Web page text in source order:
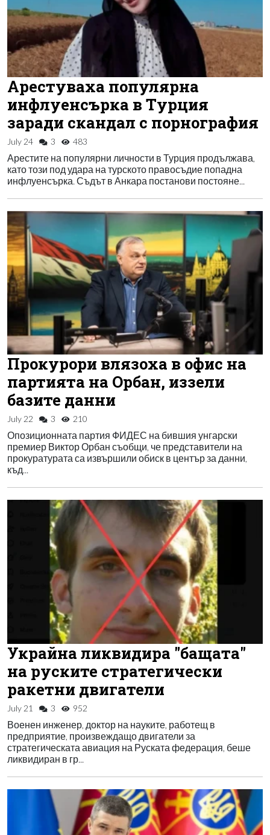
Арестуваха популярна
инфлуенсърка в Турция
заради скандал с порнография
July 24 3 483
Арестите на популярни личности в Турция продължава,
като този под удара на турското правосъдие попадна
инфлуенсърка. Съдът в Анкара постанови постояне...
Прокурори влязоха в офис на
партията на Орбан, иззели
базите данни
July 22 3 210
Опозиционната партия ФИДЕС на бившия унгарски
премиер Виктор Орбан съобщи, че представители на
прокуратурата са извършили обиск в център за данни,
къд...
Украйна ликвидира "бащата"
на руските стратегически
ракетни двигатели
July 21 3 952
Военен инженер, доктор на науките, работещ в
предприятие, произвеждащо двигатели за
стратегическата авиация на Руската федерация, беше
ликвидиран в гр...